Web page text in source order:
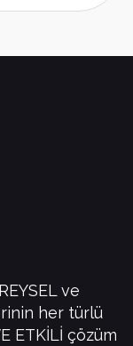
ve
her türlü
ETKİLİ çözüm